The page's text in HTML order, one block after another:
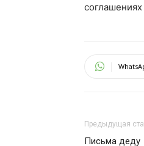
Предыдущая
Письма деду